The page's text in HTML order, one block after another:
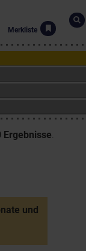
Merkliste
Ergebnisse.
und